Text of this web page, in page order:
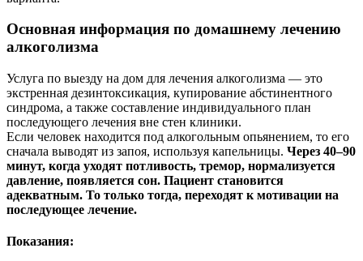
Основная информация по домашнему лечению
алкоголизма
Услуга по выезду на дом для лечения алкоголизма — это
экстренная дезинтоксикация, купирование абстинентного
синдрома, а также составление индивидуального план
последующего лечения вне стен клиники.
Если человек находится под алкогольным опьянением, то его
сначала выводят из запоя, используя капельницы. Через 40–90
минут, когда уходят потливость, тремор, нормализуется
давление, появляется сон. Пациент становится
адекватным. То только тогда, переходят к мотивации на
последующее лечение.
Показания: